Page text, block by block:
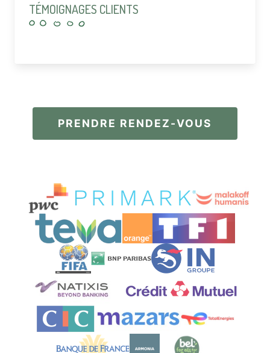
TÉMOIGNAGES CLIENTS
PRENDRE RENDEZ-VOUS